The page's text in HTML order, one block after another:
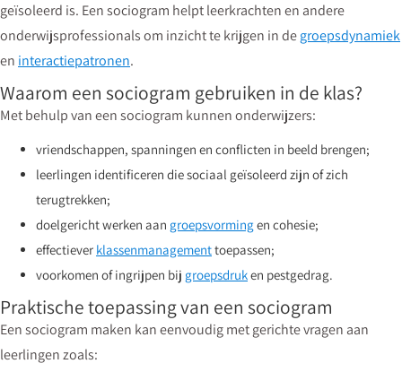
geïsoleerd is. Een sociogram helpt leerkrachten en andere
onderwijsprofessionals om inzicht te krijgen in degroepsdynamiek
en interactiepatronen.
Waarom een sociogram gebruiken in de klas?
Met behulp van een sociogram kunnen onderwijzers:
vriendschappen, spanningen en conflicten in beeld brengen;
leerlingen identificeren die sociaal geïsoleerd zijn of zich
terugtrekken;
doelgericht werken aan groepsvormingen cohesie;
effectiever klassenmanagementtoepassen;
voorkomen of ingrijpen bij groepsdruken pestgedrag.
Praktische toepassing van een sociogram
Een sociogram maken kan eenvoudig met gerichte vragen aan
leerlingen zoals: